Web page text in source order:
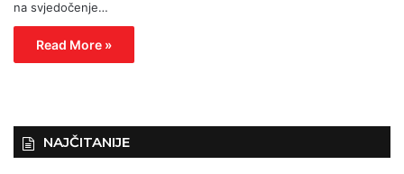
na svjedočenje…
Read More »
NAJČITANIJE